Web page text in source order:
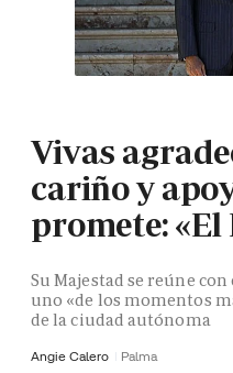
Vivas
cariño y
promete: «El
Su Majestad se reúne
uno «de los momentos
de la ciudad autónoma
Angie Calero Palma